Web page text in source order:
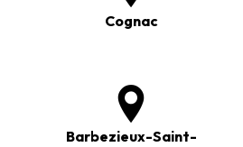
Cognac
Barbezieux-Saint-